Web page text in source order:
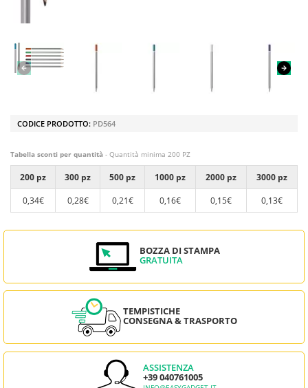
CODICE PRODOTTO: PD564
Tabella sconti per quantità - Quantità minima 200 PZ
200 pz 300 pz 500 pz 1000 pz 2000 pz
3000 pz
0,34€
0,28€ 0,21€ 0,16€ 0,15€ 0,13€
BOZZA DI STAMPA
GRATUITA
TEMPISTICHE
CONSEGNA & TRASPORTO
ASSISTENZA
+39 040761005